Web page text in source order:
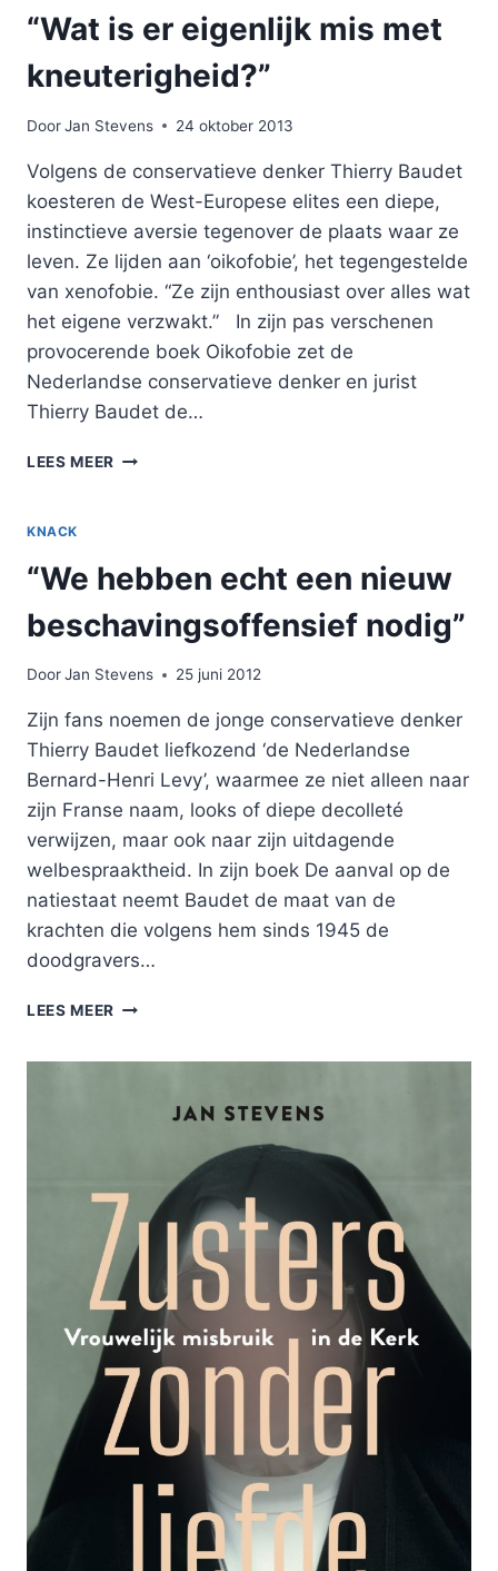
“Wat is er eigenlijk mis met
kneuterigheid?”
DoorJan Stevens 24 oktober 2013
Volgens de conservatieve denker Thierry Baudet
koesteren de West-Europese elites een diepe,
instinctieve aversie tegenover de plaats waar ze
leven. Ze lijden aan ‘oikofobie’, het tegengestelde
van xenofobie. “Ze zijn enthousiast over alles wat
het eigene verzwakt.” In zijn pas verschenen
provocerende boek Oikofobie zet de
Nederlandse conservatieve denker en jurist
Thierry Baudet de…
LEES MEER “WAT
MET
KNEUTERIGHEID?”
KNACK
“We hebben echt een nieuw
beschavingsoffensief nodig”
DoorJan Stevens 25 juni 2012
Zijn fans noemen de jonge conservatieve denker
Thierry Baudet liefkozend ‘de Nederlandse
Bernard-Henri Levy’, waarmee ze niet alleen naar
zijn Franse naam, looks of diepe decolleté
verwijzen, maar ook naar zijn uitdagende
welbespraaktheid. In zijn boek De aanval op de
natiestaat neemt Baudet de maat van de
krachten die volgens hem sinds 1945 de
doodgravers…
LEES MEER “WE
BESCHAVINGSOFFENSIEF